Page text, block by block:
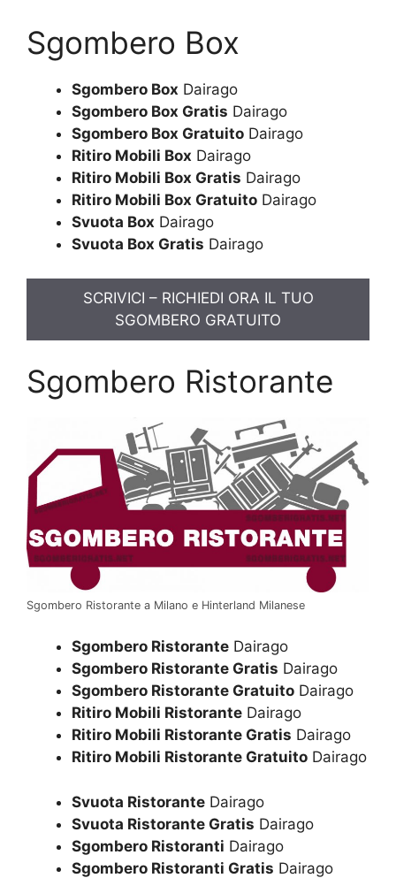
Sgombero Box
Sgombero Box Dairago
Sgombero Box Gratis Dairago
Sgombero Box Gratuito Dairago
Ritiro Mobili Box Dairago
Ritiro Mobili Box Gratis Dairago
Ritiro Mobili Box Gratuito Dairago
Svuota Box Dairago
Svuota Box Gratis Dairago
SCRIVICI – RICHIEDI ORA IL TUO
SGOMBERO GRATUITO
Sgombero Ristorante
Sgombero Ristorante a Milano e Hinterland Milanese
Sgombero Ristorante Dairago
Sgombero Ristorante Gratis Dairago
Sgombero Ristorante Gratuito Dairago
Ritiro Mobili Ristorante Dairago
Ritiro Mobili Ristorante Gratis Dairago
Ritiro Mobili Ristorante Gratuito Dairago
Svuota Ristorante Dairago
Svuota Ristorante Gratis Dairago
Sgombero Ristoranti Dairago
Sgombero Ristoranti Gratis Dairago